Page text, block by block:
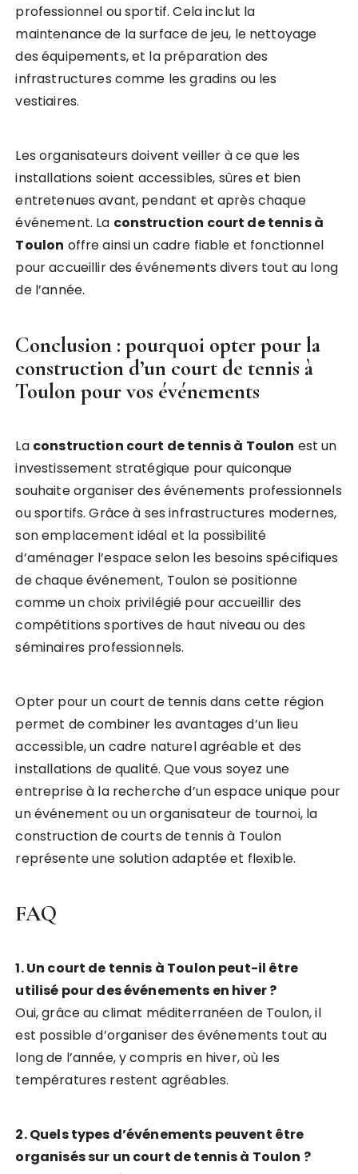
professionnel ou sportif. Cela inclut la
maintenance de la surface de jeu, le nettoyage
des équipements, et la préparation des
infrastructures comme les gradins ou les
vestiaires.
Les organisateurs doivent veiller à ce que les
installations soient accessibles, sûres et bien
entretenues avant, pendant et après chaque
événement. La construction court de tennis à
Toulon offre ainsi un cadre fiable et fonctionnel
pour accueillir des événements divers tout au long
de l’année.
Conclusion : pourquoi opter pour la
construction d’un court de tennis à
Toulon pour vos événements
La construction court de tennis à Toulon est un
investissement stratégique pour quiconque
souhaite organiser des événements professionnels
ou sportifs. Grâce à ses infrastructures modernes,
son emplacement idéal et la possibilité
d’aménager l’espace selon les besoins spécifiques
de chaque événement, Toulon se positionne
comme un choix privilégié pour accueillir des
compétitions sportives de haut niveau ou des
séminaires professionnels.
Opter pour un court de tennis dans cette région
permet de combiner les avantages d’un lieu
accessible, un cadre naturel agréable et des
installations de qualité. Que vous soyez une
entreprise à la recherche d’un espace unique pour
un événement ou un organisateur de tournoi, la
construction de courts de tennis à Toulon
représente une solution adaptée et flexible.
FAQ
1. Un court de tennis à Toulon peut-il être
utilisé pour des événements en hiver ?
Oui, grâce au climat méditerranéen de Toulon, il
est possible d’organiser des événements tout au
long de l’année, y compris en hiver, où les
températures restent agréables.
2. Quels types d’événements peuvent être
organisés sur un court de tennis à Toulon ?